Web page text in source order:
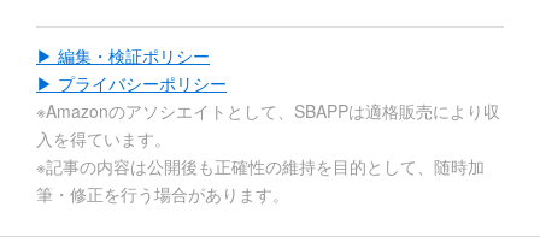
▶ 編集・検証ポリシー
▶ プライバシーポリシー
※Amazonのアソシエイトとして、SBAPPは適格販売により収
入を得ています。
※記事の内容は公開後も正確性の維持を目的として、随時加
筆・修正を行う場合があります。